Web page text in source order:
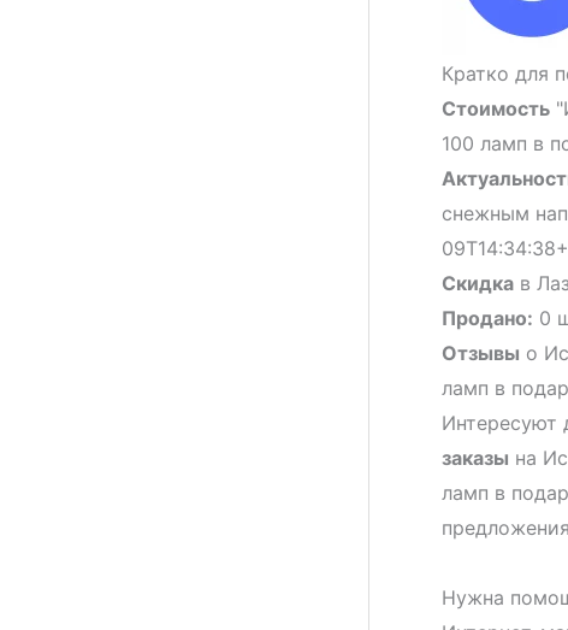
Кратко для
Стоимость
100 ламп в
снежным
Скидкав
Продано: 0
Отзывы о
ламп в
Интересуют
заказы на
ламп в
Нужна